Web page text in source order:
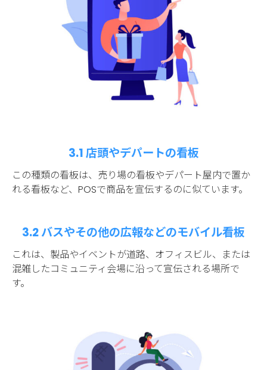
3.1 店頭やデパートの看板
この種類の看板は、売り場の看板やデパート屋内で置か
れる看板など、POSで商品を宣伝するのに似ています。
3.2 バスやその他の広報などのモバイル看板
これは、製品やイベントが道路、オフィスビル、または
混雑したコミュニティ会場に沿って宣伝される場所で
す。